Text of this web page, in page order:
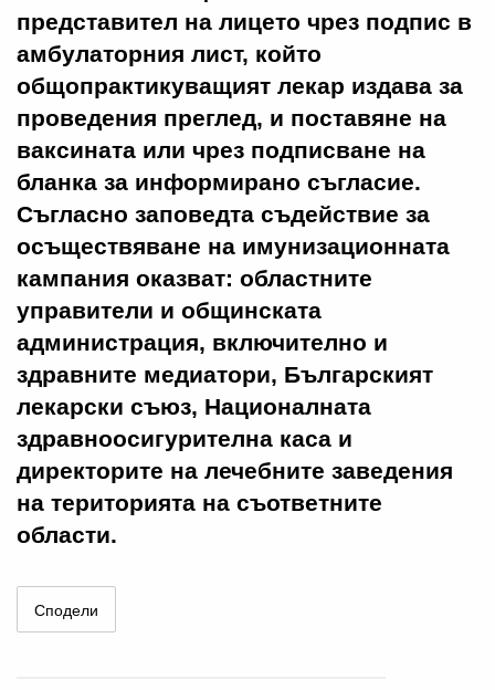
представител на лицето чрез подпис в
амбулаторния лист, който
общопрактикуващият лекар издава за
проведения преглед, и поставяне на
ваксината или чрез подписване на
бланка за информирано съгласие.
Съгласно заповедта съдействие за
осъществяване на имунизационната
кампания оказват: областните
управители и общинската
администрация, включително и
здравните медиатори, Българският
лекарски съюз, Националната
здравноосигурителна каса и
директорите на лечебните заведения
на територията на съответните
области.
Сподели